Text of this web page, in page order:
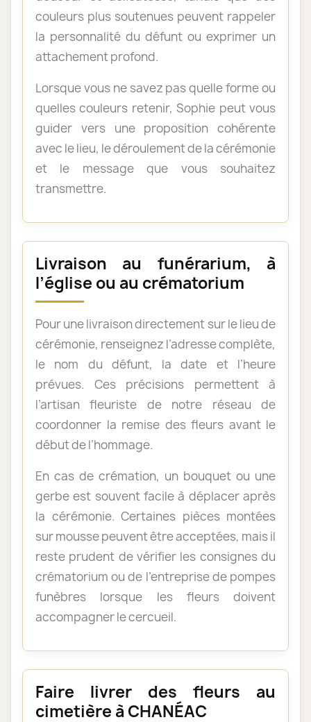
couleurs plus soutenues peuvent rappeler
la personnalité du défunt ou exprimer un
attachement profond.
Lorsque vous ne savez pas quelle forme ou
quelles couleurs retenir, Sophie peut vous
guider vers une proposition cohérente
avec le lieu, le déroulement de la cérémonie
et le message que vous souhaitez
transmettre.
Livraison au funérarium, à
l’église ou au crématorium
Pour une livraison directement sur le lieu de
cérémonie, renseignez l’adresse complète,
le nom du défunt, la date et l’heure
prévues. Ces précisions permettent à
l’artisan fleuriste de notre réseau de
coordonner la remise des fleurs avant le
début de l’hommage.
En cas de crémation, un bouquet ou une
gerbe est souvent facile à déplacer après
la cérémonie. Certaines pièces montées
sur mousse peuvent être acceptées, mais il
reste prudent de vérifier les consignes du
crématorium ou de l’entreprise de pompes
funèbres lorsque les fleurs doivent
accompagner le cercueil.
Faire livrer des fleurs au
cimetière à CHANÉAC